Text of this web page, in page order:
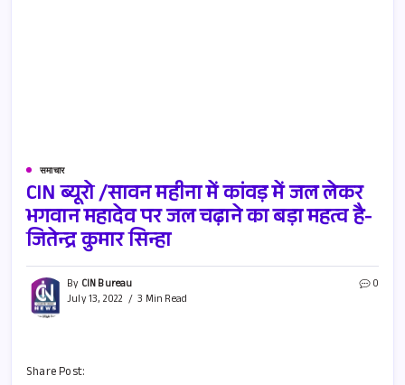
समाचार
CIN ब्यूरो /सावन महीना में कांवड़ में जल लेकर
भगवान महादेव पर जल चढ़ाने का बड़ा महत्व है-
जितेन्द्र कुमार सिन्हा
By CIN Bureau
July 13, 2022
3 Min Read
0
Share Post: